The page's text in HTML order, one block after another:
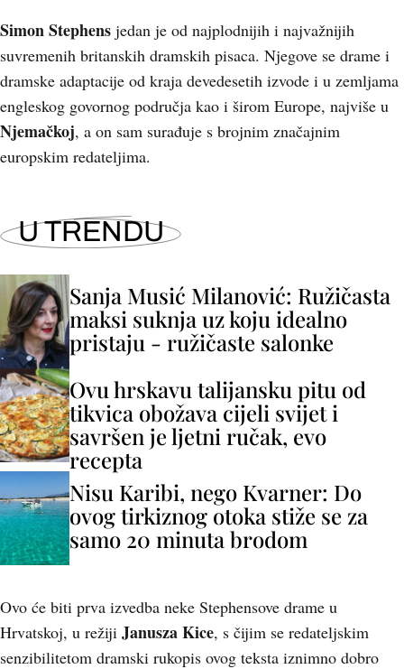
Simon Stephens jedan je od najplodnijih i najvažnijih
suvremenih britanskih dramskih pisaca. Njegove se drame i
dramske adaptacije od kraja devedesetih izvode i u zemljama
engleskog govornog područja kao i širom Europe, najviše u
Njemačkoj, a on sam surađuje s brojnim značajnim
europskim redateljima.
U TRENDU
Sanja Musić Milanović: Ružičasta
maksi suknja uz koju idealno
pristaju - ružičaste salonke
Ovu hrskavu talijansku pitu od
tikvica obožava cijeli svijet i
savršen je ljetni ručak, evo
recepta
Nisu Karibi, nego Kvarner: Do
ovog tirkiznog otoka stiže se za
samo 20 minuta brodom
Ovo će biti prva izvedba neke Stephensove drame u
Hrvatskoj, u režiji Janusza Kice, s čijim se redateljskim
senzibilitetom dramski rukopis ovog teksta iznimno dobro